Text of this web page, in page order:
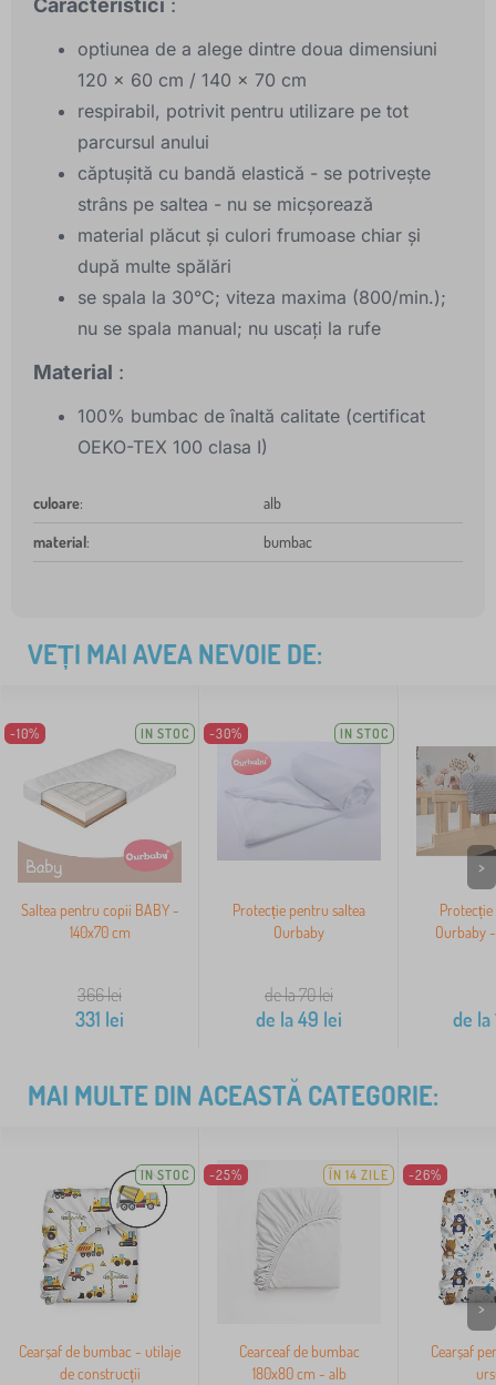
Caracteristici :
optiunea de a alege dintre doua dimensiuni
120 x 60 cm / 140 x 70 cm
respirabil, potrivit pentru utilizare pe tot
parcursul anului
căptușită cu bandă elastică - se potrivește
strâns pe saltea - nu se micșorează
material plăcut și culori frumoase chiar și
după multe spălări
se spala la 30°C; viteza maxima (800/min.);
nu se spala manual; nu uscați la rufe
Material :
100% bumbac de înaltă calitate (certificat
OEKO-TEX 100 clasa I)
culoare: alb
material: bumbac
VEȚI MAI AVEA NEVOIE DE:
-10% IN STOC
Saltea pentru copii BABY -
140x70 cm
366lei
331 lei
-30% IN STOC
Protecție pentru saltea
Ourbaby
de la 70lei
de la49 lei
Ourbaby
de la
>
MAI MULTE DIN ACEASTĂ CATEGORIE:
IN STOC
Cearșaf de bumbac - utilaje
de construcții
-25% ÎN 14 ZILE
Cearceaf de bumbac
180x80 cm - alb
-26%
Cearșaf
>